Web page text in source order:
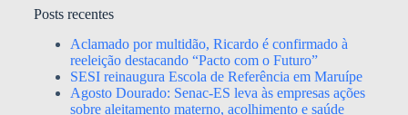
Posts recentes
Aclamado por multidão, Ricardo é confirmado à
reeleição destacando “Pacto com o Futuro”
SESI reinaugura Escola de Referência em Maruípe
Agosto Dourado: Senac-ES leva às empresas ações
sobre aleitamento materno, acolhimento e saúde